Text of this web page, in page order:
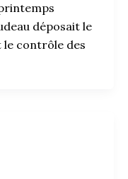
déposait le
le contrôle des